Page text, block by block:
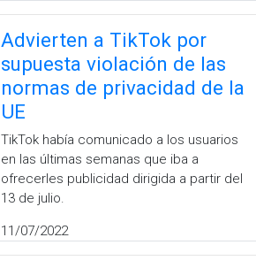
Advierten a TikTok por
supuesta violación de las
normas de privacidad de la
UE
TikTok había comunicado a los usuarios
en las últimas semanas que iba a
ofrecerles publicidad dirigida a partir del
13 de julio.
11/07/2022